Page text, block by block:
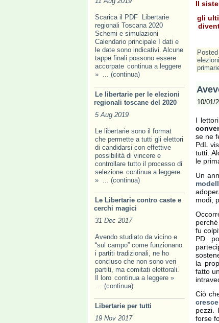
Scarica il PDF Libertarie
regionali Toscana 2020
Schemi e simulazioni
Calendario principale I dati e
le date sono indicativi. Alcune
tappe finali possono essere
accorpate continua a leggere
» ... (continua)
Le libertarie per le elezioni
regionali toscane del 2020
5 Aug 2019
Le libertarie sono il format
che permette a tutti gli elettori
di candidarsi con effettive
possibilità di vincere e
controllare tutto il processo di
selezione continua a leggere
» ... (continua)
Le Libertarie contro caste e
cerchi magici
31 Dec 2017
Avendo studiato da vicino e
“sul campo” come funzionano
i partiti tradizionali, ne ho
concluso che non sono veri
partiti, ma comitati elettorali.
Il loro continua a leggere »
... (continua)
Libertarie per tutti
19 Nov 2017
Il
gli
10/01/
I
se ne
PdL
tutti.
le
Un
modi,
fu
PD
la
fatto
Ciò
pezzi.
forse